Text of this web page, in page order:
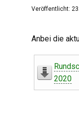
Veröffentlicht:
Anbei die
2020